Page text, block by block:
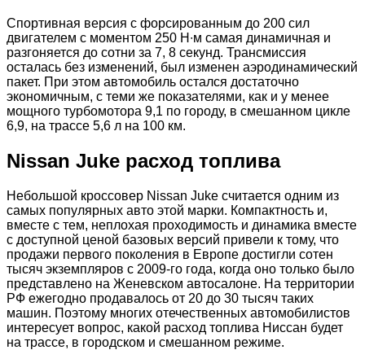
Спортивная версия с форсированным до 200 сил
двигателем с моментом 250 Н∙м самая динамичная и
разгоняется до сотни за 7, 8 секунд. Трансмиссия
осталась без изменений, был изменен аэродинамический
пакет. При этом автомобиль остался достаточно
экономичным, с теми же показателями, как и у менее
мощного турбомотора 9,1 по городу, в смешанном цикле
6,9, на трассе 5,6 л на 100 км.
Nissan Juke расход топлива
Небольшой кроссовер Nissan Juke считается одним из
самых популярных авто этой марки. Компактность и,
вместе с тем, неплохая проходимость и динамика вместе
с доступной ценой базовых версий привели к тому, что
продажи первого поколения в Европе достигли сотен
тысяч экземпляров с 2009-го года, когда оно только было
представлено на Женевском автосалоне. На территории
РФ ежегодно продавалось от 20 до 30 тысяч таких
машин. Поэтому многих отечественных автомобилистов
интересует вопрос, какой расход топлива Ниссан будет
на трассе, в городском и смешанном режиме.